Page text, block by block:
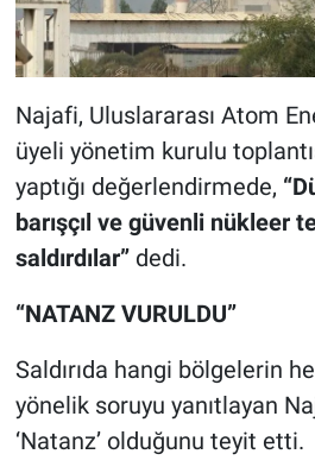
Najafi, Uluslararası Atom
üyeli yönetim kurulu
yaptığı değerlendirmede,
barışçıl ve güvenli nükleer
saldırdılar”dedi.
“NATANZ VURULDU”
Saldırıda hangi bölgelerin
yönelik soruyu yanıtlayan
‘Natanz’ olduğunu teyit etti.